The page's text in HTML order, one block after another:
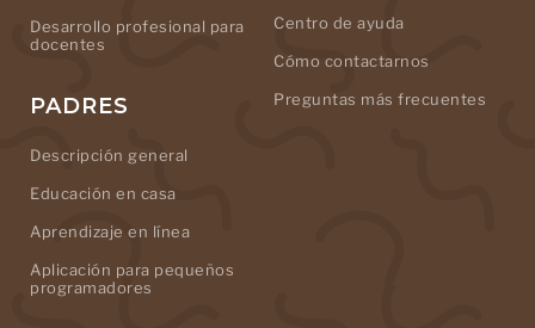
Desarrollo profesional para
docentes
PADRES
Descripción general
Educación en casa
Aprendizaje en línea
Aplicación para pequeños
programadores
Centro de ayuda
Cómo contactarnos
Preguntas más frecuentes